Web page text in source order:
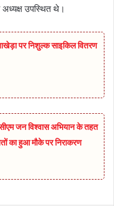
उपस्थित थे।
पर निशुल्क साइकिल वितरण
जन विश्वास अभियान के तहत
का हुआ मौके पर निराकरण